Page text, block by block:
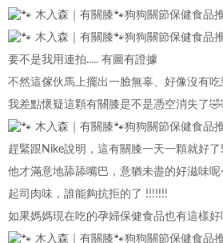
要不是我用連拍..... 有圖有證據
不然這傢伙馬上擺出一臉無辜、好像沒有吃
我差點懷疑這顆有關膝是不是憑空消失了
趕緊跟Nike說明，這有關膝一天一顆就好了
他才滿意地舔舔嘴巴，意猶未盡的好滋味呢
起司肉味，誰能夠抗拒的了 !!!!!!!
如果媽媽現在吃的孕婦保健食品也有這樣